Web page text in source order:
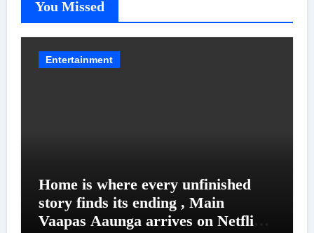
You Missed
Entertainment
Home is where every unfinished
story finds its ending , Main
Vaapas Aaunga arrives on Netflix